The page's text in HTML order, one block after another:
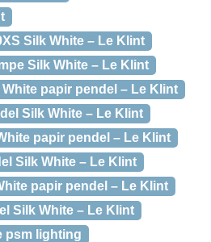
Silk White – Le Klint
Silk White – Le Klint
papir pendel – Le Klint
Silk White – Le Klint
papir pendel – Le Klint
Silk White – Le Klint
papir pendel – Le Klint
Silk White – Le Klint
psm lighting